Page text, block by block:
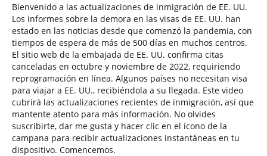
Bienvenido a las actualizaciones de inmigración de EE. UU.
Los informes sobre la demora en las visas de EE. UU. han
estado en las noticias desde que comenzó la pandemia, con
tiempos de espera de más de 500 días en muchos centros.
El sitio web de la embajada de EE. UU. confirma citas
canceladas en octubre y noviembre de 2022, requiriendo
reprogramación en línea. Algunos países no necesitan visa
para viajar a EE. UU., recibiéndola a su llegada. Este video
cubrirá las actualizaciones recientes de inmigración, así que
mantente atento para más información. No olvides
suscribirte, dar me gusta y hacer clic en el ícono de la
campana para recibir actualizaciones instantáneas en tu
dispositivo. Comencemos.